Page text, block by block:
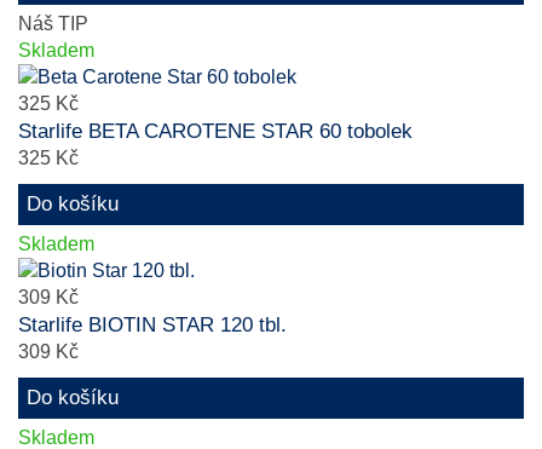
Náš TIP
Skladem
325 Kč
Starlife BETA CAROTENE STAR 60 tobolek
325 Kč
Do košíku
Skladem
309 Kč
Starlife BIOTIN STAR 120 tbl.
309 Kč
Do košíku
Skladem